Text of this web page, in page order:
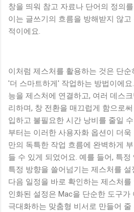
창을 띄워 참고 자료나 단어의 정의
이는 글쓰기의 흐름을 방해받지 않
적이에요.
이처럼 제스처를 활용하는 것은 단
'더 스마트하게' 작업하는 방법이에
능을 제스처에 연결하고, 여러 데스
리하며, 창 전환을 매끄럽게 함으로
입하고 불필요한 시간 낭비를 줄일
부터는 이러한 사용자화 옵션이 더
만의 독특한 작업 흐름에 완벽하게
들 수 있게 되었어요. 예를 들어, 특
특정 방향을 쓸어넘기는 제스처를
다음 일정을 바로 확인하는 제스처
인화된 설정은 Mac을 단순한 도구가
극대화하는 맞춤형 비서로 만들어 줄